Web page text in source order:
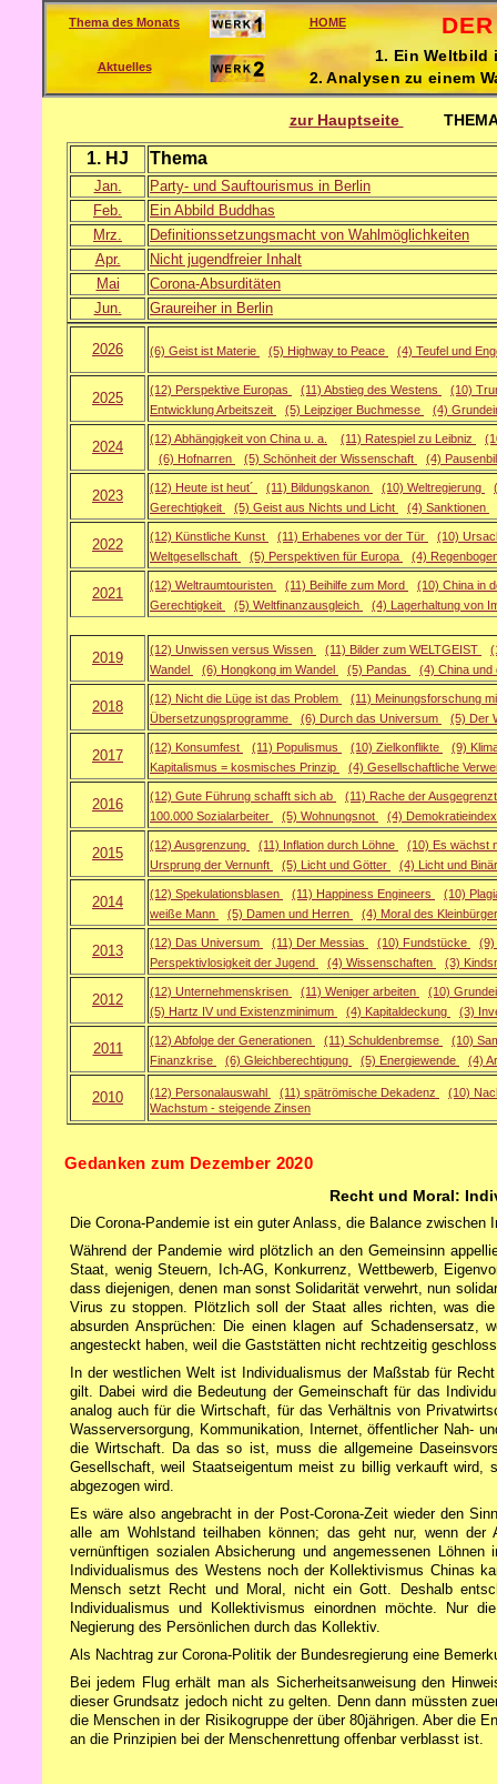
Thema des Monats
Aktuelles
HOME
1. Ein Weltbild
2. Analysen zu einem
zur Hauptseite THEMA
1. HJ Thema
Jan.
Party- und Sauftourismus in Berlin
Feb.
Ein Abbild Buddhas
Mrz.
Definitionssetzungsmacht von Wahlmöglichkeiten
Apr.
Nicht jugendfreier Inhalt
Mai
Corona-Absurditäten
Jun.
Graureiher in Berlin
2026 (6) Geist ist Materie (5) Highway to Peace (4) Teufel und
2025 (12) Perspektive Europas (11) Abstieg des Westens
(10)
Entwicklung Arbeitszeit
(5) Leipziger Buchmesse (4)
2024 (12) Abhängigkeit von China u. a. (11) Ratespiel zu Leibniz
(6) Hofnarren
(5) Schönheit der Wissenschaft (4)
2023 (12) Heute ist heut´ (11) Bildungskanon (10) Weltregierung
Gerechtigkeit
(5) Geist aus Nichts und Licht (4) Sanktionen
2022 (12) Künstliche Kunst (11) Erhabenes vor der Tür
(10)
Weltgesellschaft
(5) Perspektiven für Europa (4)
2021 (12) Weltraumtouristen (11) Beihilfe zum Mord
(10) China in
Gerechtigkeit
(5) Weltfinanzausgleich (4) Lagerhaltung von
2019 (12) Unwissen versus Wissen (11) Bilder zum WELTGEIST
Wandel
(6) Hongkong im Wandel (5) Pandas (4) China
2018 (12) Nicht die Lüge ist das Problem
(11) Meinungsforschung
Übersetzungsprogramme
(6) Durch das Universum (5) Der
2017 (12) Konsumfest (11) Populismus (10) Zielkonflikte
(9)
Kapitalismus = kosmisches Prinzip
(4) Gesellschaftliche
2016 (12) Gute Führung schafft sich ab
(11) Rache der
100.000 Sozialarbeiter
(5) Wohnungsnot (4)
2015 (12) Ausgrenzung (11) Inflation durch Löhne
(10) Es wächst
Ursprung der Vernunft
(5) Licht und Götter (4) Licht und
2014 (12) Spekulationsblasen (11) Happiness Engineers
(10)
weiße Mann
(5) Damen und Herren (4) Moral des
2013 (12) Das Universum (11) Der Messias (10) Fundstücke
(9)
Perspektivlosigkeit der Jugend
(4) Wissenschaften (3)
2012 (12) Unternehmenskrisen (11) Weniger arbeiten
(10)
(5) Hartz IV und Existenzminimum
(4) Kapitaldeckung (3)
2011 (12) Abfolge der Generationen (11) Schuldenbremse
(10)
Finanzkrise
(6) Gleichberechtigung (5) Energiewende (4)
2010 (12) Personalauswahl (11) spätrömische Dekadenz
(10)
Wachstum - steigende Zinsen
Gedanken zum Dezember 2020
Recht und Moral:
Die Corona-Pandemie ist ein guter Anlass, die Balance
Während der Pandemie wird plötzlich an den Gemeinsinn
Staat, wenig Steuern, Ich-AG, Konkurrenz, Wettbewerb,
dass diejenigen, denen man sonst Solidarität verwehrt, nun
Virus zu stoppen. Plötzlich soll der Staat alles richten, was
absurden Ansprüchen: Die einen klagen auf
angesteckt haben, weil die Gaststätten nicht rechtzeitig
In der westlichen Welt ist Individualismus der Maßstab für
gilt. Dabei wird die Bedeutung der Gemeinschaft für das
analog auch für die Wirtschaft, für das Verhältnis von
Wasserversorgung, Kommunikation, Internet, öffentlicher Nah-
die Wirtschaft. Da das so ist, muss die allgemeine
Gesellschaft, weil Staatseigentum meist zu billig verkauft wird,
abgezogen wird.
Es wäre also angebracht in der Post-Corona-Zeit wieder den
alle am Wohlstand teilhaben können; das geht nur, wenn
vernünftigen sozialen Absicherung und angemessenen
Individualismus des Westens noch der Kollektivismus Chinas
Mensch setzt Recht und Moral, nicht ein Gott. Deshalb
Individualismus und Kollektivismus einordnen möchte. Nur
Negierung des Persönlichen durch das Kollektiv.
Als Nachtrag zur Corona-Politik der Bundesregierung eine
Bei jedem Flug erhält man als Sicherheitsanweisung den
dieser Grundsatz jedoch nicht zu gelten. Denn dann müssten
die Menschen in der Risikogruppe der über 80jährigen. Aber die
an die Prinzipien bei der Menschenrettung offenbar verblasst ist.